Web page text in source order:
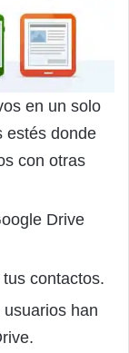
en un solo
estés donde
con otras
Drive
contactos.
han